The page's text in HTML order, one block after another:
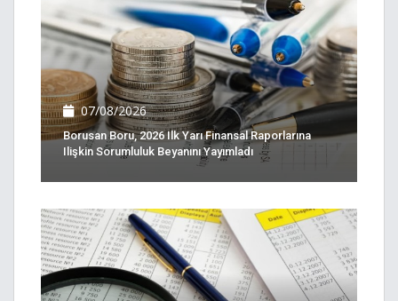
07/08/2026
Borusan Boru, 2026 Ilk Yarı Finansal Raporlarına
Ilişkin Sorumluluk Beyanını Yayımladı